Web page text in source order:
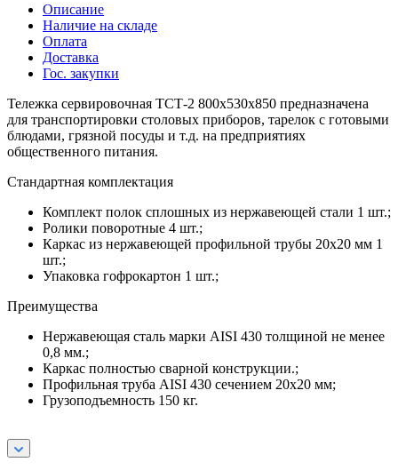
Описание
Наличие на складе
Оплата
Доставка
Гос. закупки
Тележка сервировочная ТСТ-2 800х530х850 предназначена
для транспортировки столовых приборов, тарелок с готовыми
блюдами, грязной посуды и т.д. на предприятиях
общественного питания.
Стандартная комплектация
Комплект полок сплошных из нержавеющей стали 1 шт.;
Ролики поворотные 4 шт.;
Каркас из нержавеющей профильной трубы 20х20 мм 1
шт.;
Упаковка гофрокартон 1 шт.;
Преимущества
Нержавеющая сталь марки AISI 430 толщиной не менее
0,8 мм.;
Каркас полностью сварной конструкции.;
Профильная труба AISI 430 сечением 20х20 мм;
Грузоподъемность 150 кг.